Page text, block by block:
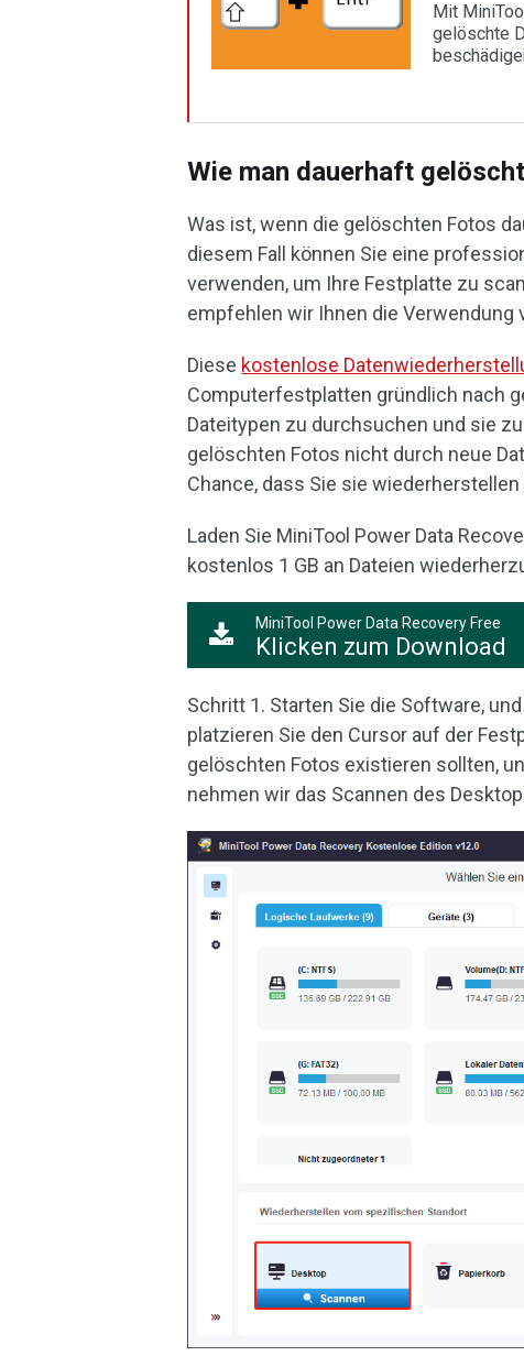
Mit
gelöschte
Wie man dauerhaft
Was ist, wenn die gelöschten Fotos
diesem Fall können Sie eine
verwenden, um Ihre Festplatte zu
empfehlen wir Ihnen die Verwendung
Diese kostenlose
Computerfestplatten gründlich nach
Dateitypen zu durchsuchen und sie
gelöschten Fotos nicht durch neue
Chance, dass Sie sie wiederherstellen
Laden Sie MiniTool Power Data
kostenlos 1 GB an Dateien
MiniTool Power Data Recovery Free
Klicken zum Download
Schritt 1. Starten Sie die Software,
platzieren Sie den Cursor auf der
gelöschten Fotos existieren sollten,
nehmen wir das Scannen des